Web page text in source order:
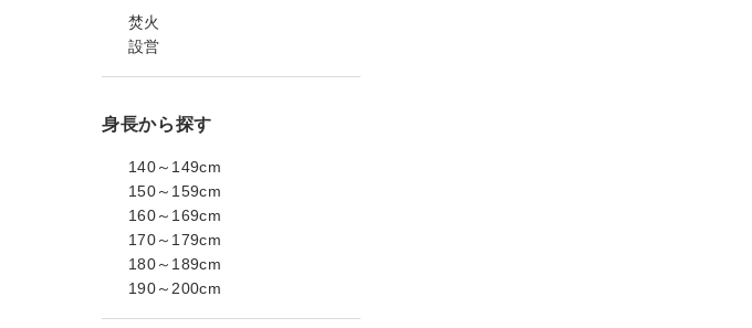
焚火
設営
身長から探す
140～149cm
150～159cm
160～169cm
170～179cm
180～189cm
190～200cm